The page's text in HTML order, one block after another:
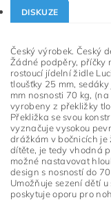
DISKUZE
Český výrobek. Český
Žádné podpěry, příčky
rostoucí jídelní židle
tloušťky 25 mm,
mm nosnosti 70 kg,
vyrobeny z překližky
Překližka se svou
vyznačuje vysokou
drážkám v bočnicích
dítěte, je tedy vhodná
možné nastavovat
design s nosností do
Umožňuje sezení dětí
poskytuje oporu pro